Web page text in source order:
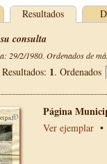
Resultados
consulta
29/2/1980. Ordenados de
1. Ordenados
Página
Ver ejemplar •